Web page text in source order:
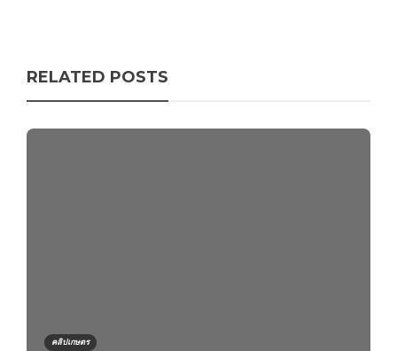
RELATED POSTS
คลิปเกษตร